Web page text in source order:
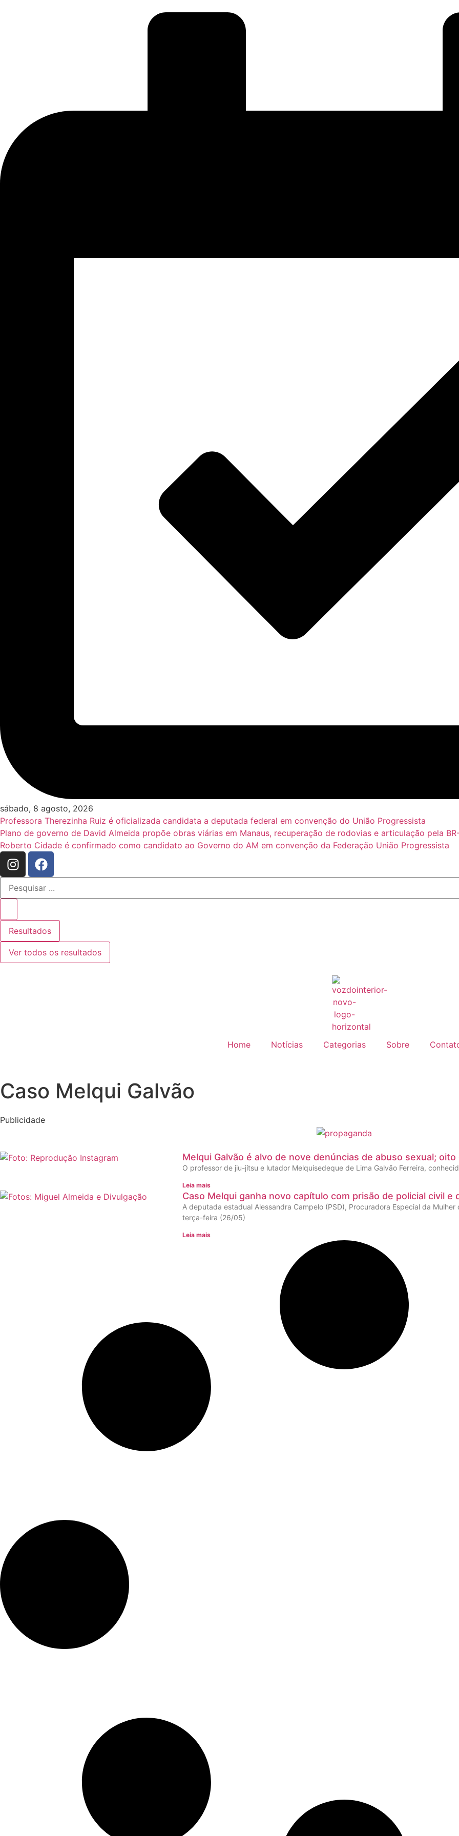
sábado, 8 agosto, 2026
Professora Therezinha Ruiz é oficializada candidata a deputada federal em convenção do União Progressista
Plano de governo de David Almeida propõe obras viárias em Manaus, recuperação de rodovias e articulação pela
Roberto Cidade é confirmado como candidato ao Governo do AM em convenção da Federação União Progressista
Resultados
Ver todos os resultados
Home Notícias Categorias Sobre
Caso Melqui Galvão
Publicidade
Melqui Galvão é alvo de nove denúncias de abuso sexual;
O professor de jiu-jítsu e lutador Melquisedeque de Lima Galvão Ferreira,
Leia mais
Caso Melqui ganha novo capítulo com prisão de policial civil
A deputada estadual Alessandra Campelo (PSD), Procuradora Especial da
terça-feira (26/05)
Leia mais